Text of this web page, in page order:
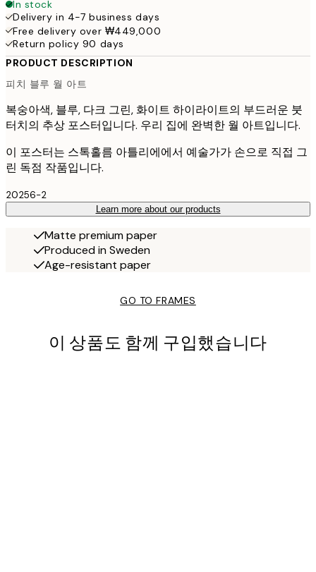
In stock
Delivery in 4-7 business days
Free delivery over ₩449,000
Return policy 90 days
PRODUCT DESCRIPTION
피치 블루 월 아트
복숭아색, 블루, 다크 그린, 화이트 하이라이트의 부드러운 붓
터치의 추상 포스터입니다. 우리 집에 완벽한 월 아트입니다.
이 포스터는 스톡홀름 아틀리에에서 예술가가 손으로 직접 그
린 독점 작품입니다.
20256-2
Learn more about our products
Matte premium paper
Produced in Sweden
Age-resistant paper
GO TO FRAMES
이 상품도 함께 구입했습니다